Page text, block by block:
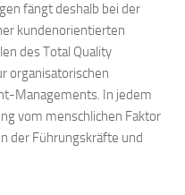
fängt deshalb bei der
kundenorientierten
des Total Quality
organisatorischen
Managements. In jedem
vom menschlichen Faktor
der Führungskräfte und